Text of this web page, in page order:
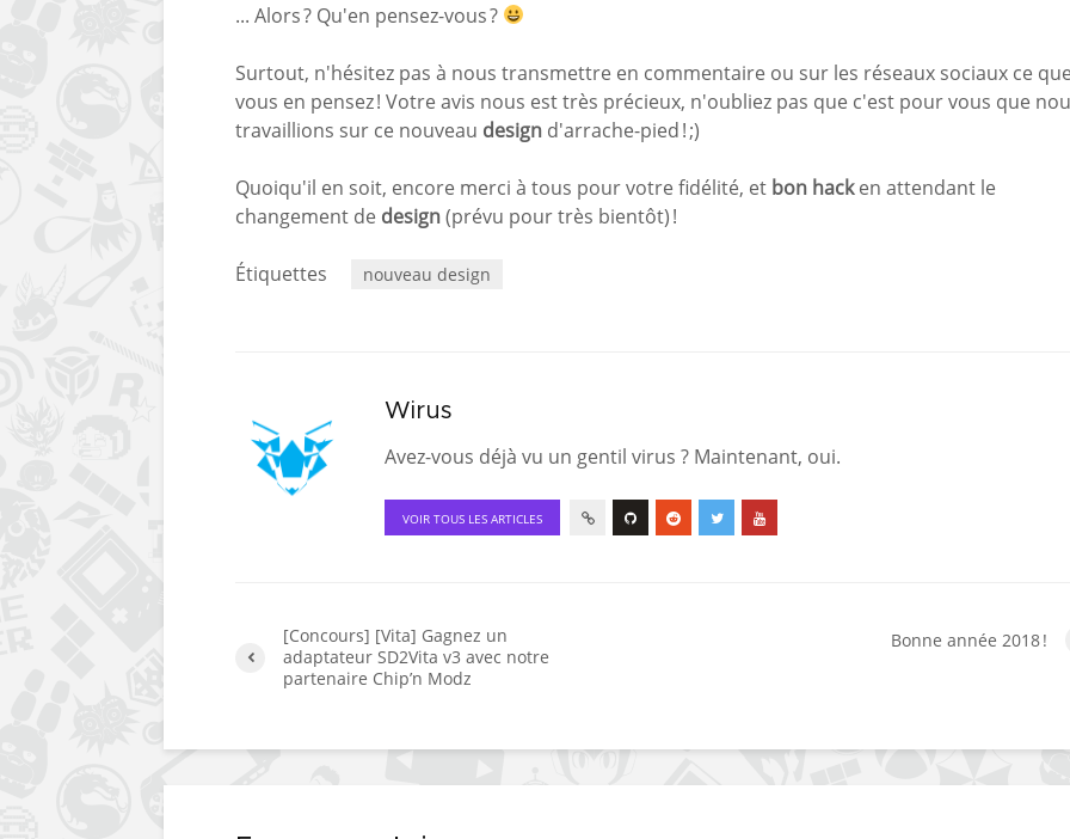
... Alors ? Qu'en pensez-vous ?
Surtout, n'hésitez pas à nous transmettre en commentaire ou sur les réseaux sociaux ce que
vous en pensez ! Votre avis nous est très précieux, n'oubliez pas que c'est pour vous que
travaillions sur ce nouveau design d'arrache-pied ! ;)
Quoiqu'il en soit, encore merci à tous pour votre fidélité, et bon hacken attendant le
changement de design(prévu pour très bientôt) !
Étiquettes nouveau design
Wirus
Avez-vous déjà vu un gentil virus ? Maintenant, oui.
VOIR TOUS LES ARTICLES
[Concours] [Vita] Gagnez un
adaptateur SD2Vita v3 avec notre
partenaire Chip’n Modz
Bonne année 2018 !